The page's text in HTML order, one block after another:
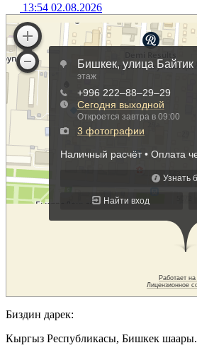
13:54 02.08.2026
Биздин дарек:
Кыргыз Республикасы, Бишкек шаары.